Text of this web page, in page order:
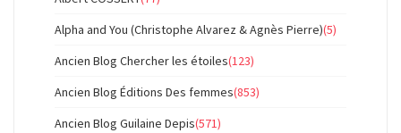
Alpha and You (Christophe Alvarez & Agnès Pierre)(5)
Ancien Blog Chercher les étoiles(123)
Ancien Blog Éditions Des femmes(853)
Ancien Blog Guilaine Depis(571)